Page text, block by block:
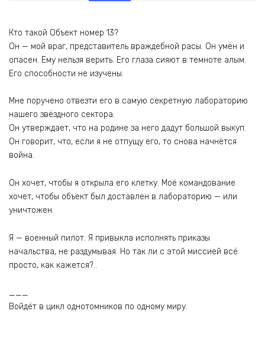
Кто такой Объект номер 13?
Он — мой враг, представитель враждебной расы. Он умён и
опасен. Ему нельзя верить. Его глаза сияют в темноте алым.
Его способности не изучены.
Мне поручено отвезти его в самую секретную лабораторию
нашего звёздного сектора.
Он утверждает, что на родине за него дадут большой выкуп.
Он говорит, что, если я не отпущу его, то снова начнётся
война.
Он хочет, чтобы я открыла его клетку. Моё командование
хочет, чтобы объект был доставлен в лабораторию — или
уничтожен.
Я — военный пилот. Я привыкла исполнять приказы
начальства, не раздумывая. Но так ли с этой миссией всё
просто, как кажется?..
___
Войдёт в цикл однотомников по одному миру.